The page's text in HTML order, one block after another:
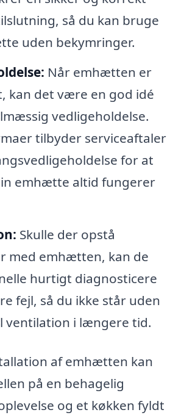
så du kan bruge
uden bekymringer.
Når emhætten er
kan det være en god idé
vedligeholdelse.
tilbyder serviceaftaler
for at
emhætte altid fungerer
Skulle der opstå
med emhætten, kan de
hurtigt diagnosticere
fejl, så du ikke står uden
ventilation i længere tid.
af emhætten kan
på en behagelig
og et køkken fyldt